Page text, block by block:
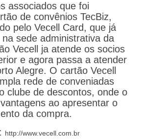
associados que foi
de convênios TecBiz,
pelo Vecell Card, que já
sede administrativa da
Vecell ja atende os socios
e agora passa a atender
Alegre. O cartão Vecell
rede de conveniadas
clube de descontos, onde o
ao apresentar o
da compra.
http://www.vecell.com.br